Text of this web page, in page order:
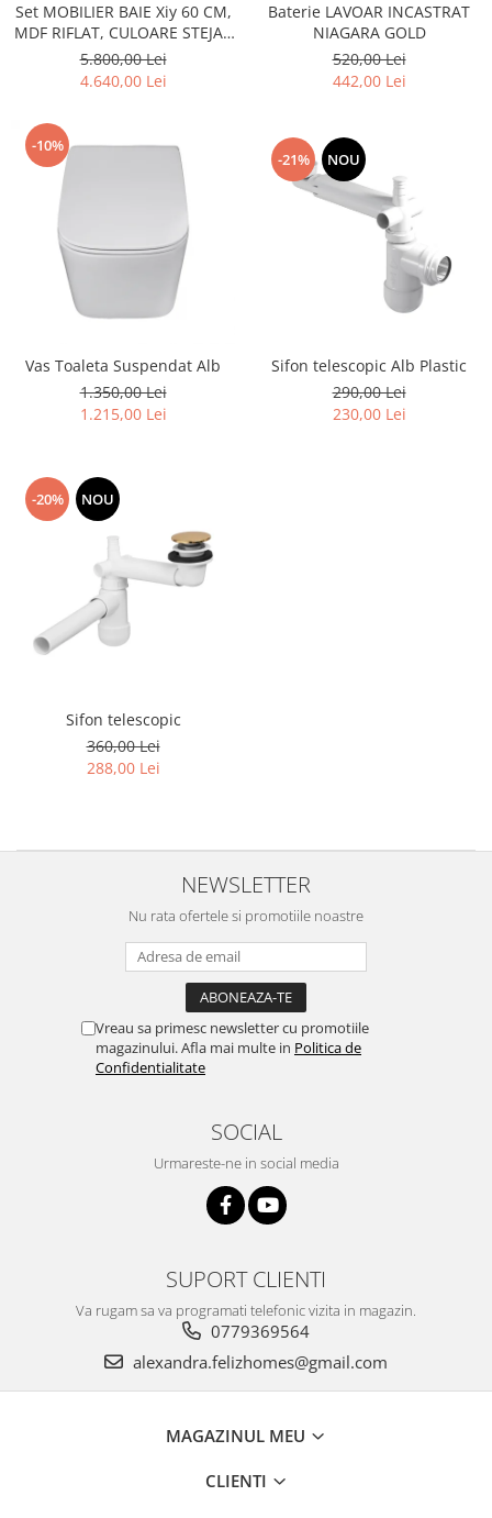
Set MOBILIER BAIE Xiy 60 CM,
MDF RIFLAT, CULOARE STEJAR
CU INSERTII NEGRE, LAVOAR
INCASTRAT
5.800,00 Lei
4.640,00 Lei
Baterie LAVOAR INCASTRAT
NIAGARA GOLD
520,00 Lei
442,00 Lei
-10%
Vas Toaleta Suspendat Alb
1.350,00 Lei
1.215,00 Lei
-21% NOU
Sifon telescopic Alb Plastic
290,00 Lei
230,00 Lei
-20% NOU
Sifon telescopic
360,00 Lei
288,00 Lei
NEWSLETTER
Nu rata ofertele si promotiile noastre
Vreau sa primesc newsletter cu promotiile
magazinului. Afla mai multe in Politica de
Confidentialitate
SOCIAL
Urmareste-ne in social media
SUPORT CLIENTI
Va rugam sa va programati telefonic vizita in magazin.
0779369564
alexandra.felizhomes@gmail.com
MAGAZINUL MEU
CLIENTI